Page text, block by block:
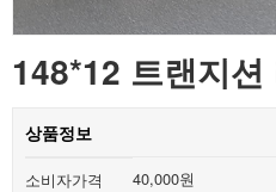
148*12 트랜지션
상품정보
소비자가격
40,000원